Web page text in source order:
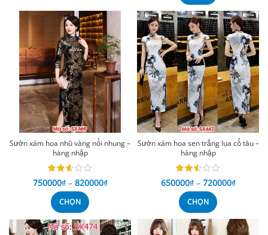
Sườn xám hoa nhũ vàng nổi nhung –
hàng nhập
750000₫ – 820000₫
CHỌN
Sườn xám hoa sen trắng lụa cổ tàu –
hàng nhập
650000₫ – 720000₫
CHỌN